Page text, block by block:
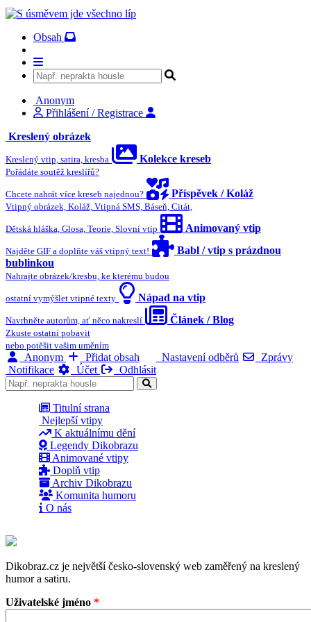
Obsah
Anonym
Přihlášení / Registrace
Kreslený obrázek
Kreslený vtip, satira, kresba Kolekce kreseb
Pořádáte soutěž kreslířů?
Chcete nahrát více kreseb najednou? Příspěvek / Koláž
Vtipný obrázek, Koláž, Vtipná SMS, Báseň, Citát,
Dětská hláška, Glosa, Teorie, Slovní vtip Animovaný vtip
Najděte GIF a doplňte váš vtipný text!
Babl / vtip s prázdnou
bublinkou
Nahrajte obrázek/kresbu, ke kterému budou
ostatní vymýšlet vtipné texty Nápad na vtip
Navrhněte autorům, ať něco nakreslí Článek / Blog
Zkuste ostatní pobavit
nebo potěšit vašim uměním
Anonym Přidat obsah Nastavení odběrů
Zprávy
Notifikace
Účet Odhlásit
Titulní strana
Nejlepší vtipy
K aktuálnímu dění
Legendy Dikobrazu
Animované vtipy
Doplň vtip
Archiv Dikobrazu
Komunita humoru
O nás
Dikobraz.cz je největší česko-slovenský web zaměřený na kreslený
humor a satiru.
Uživatelské jméno *